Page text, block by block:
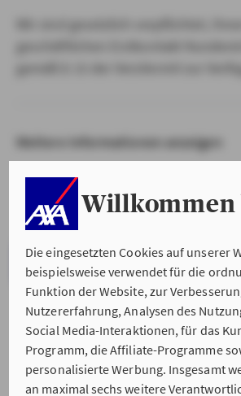
Willkommen
Die eingesetzten Cookies auf unserer
beispielsweise verwendet für die
Funktion der Website, zur
Nutzererfahrung, Analysen des
Social Media-Interaktionen, für das
Programm, die Affiliate-Programme
personalisierte Werbung. Insgesamt
an maximal sechs weitere
Weitere Informationen anzeigen
VERSTANDEN &